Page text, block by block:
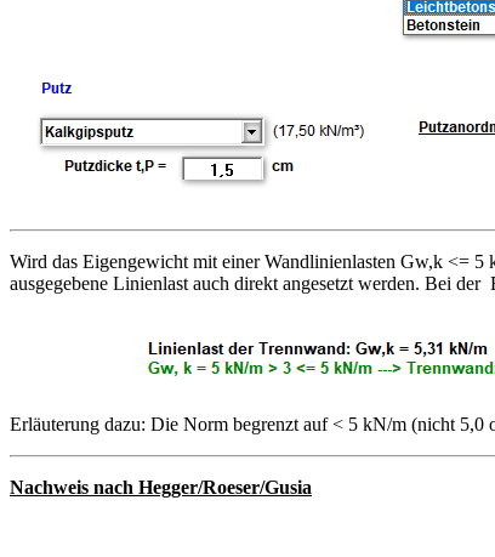
Wird das Eigengewicht mit einer Wandlinienlasten Gw,k <= 5
ausgegebene Linienlast auch direkt angesetzt werden. Bei
Erläuterung dazu: Die Norm begrenzt auf < 5 kN/m (nicht 5,0
Nachweis nach Hegger/Roeser/Gusia